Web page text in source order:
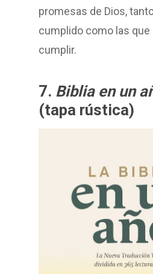
promesas de Dios,
cumplido como las que
cumplir.
7. Biblia en un
(tapa rústica)